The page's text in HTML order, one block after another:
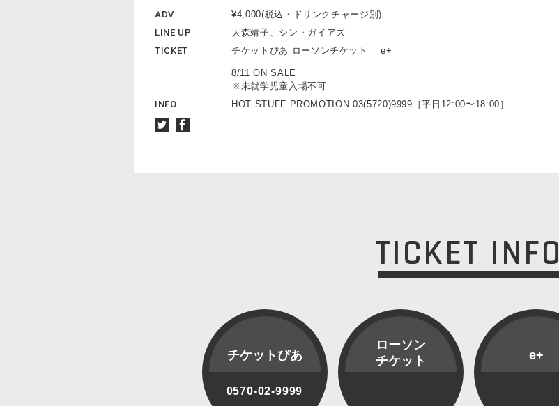
ADV
¥4,000(税込・ドリンクチャージ別)
LINE UP
大森靖子、シン・ガイアズ
TICKET
チケットぴあ ローソンチケット e+
8/11 ON SALE
※未就学児童入場不可
INFO
HOT STUFF PROMOTION 03(5720)9999［平日12:00〜18:00］
TICKET INFO
チケットぴあ
0570-02-9999
ローソン
チケット
e+